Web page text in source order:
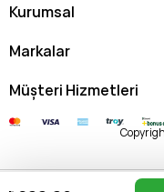
Kurumsal
Markalar
Müşteri Hizmetleri